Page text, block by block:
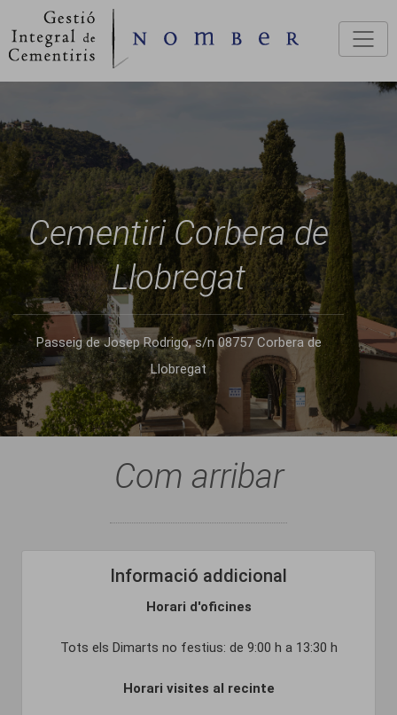
Cementiri Corbera de
Llobregat
Passeig de Josep Rodrigo, s/n 08757 Corbera de
Llobregat
Com arribar
Informació addicional
Horari d'oficines
Tots els Dimarts no festius: de 9:00 h a 13:30 h
Horari visites al recinte